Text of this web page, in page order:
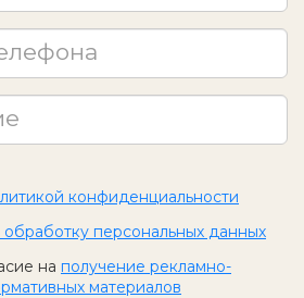
конфиденциальности
обработку персональных данных
на получение рекламно-
материалов